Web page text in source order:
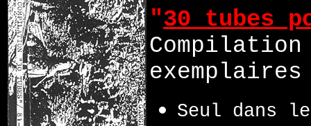
"30 tubes
Seul dans